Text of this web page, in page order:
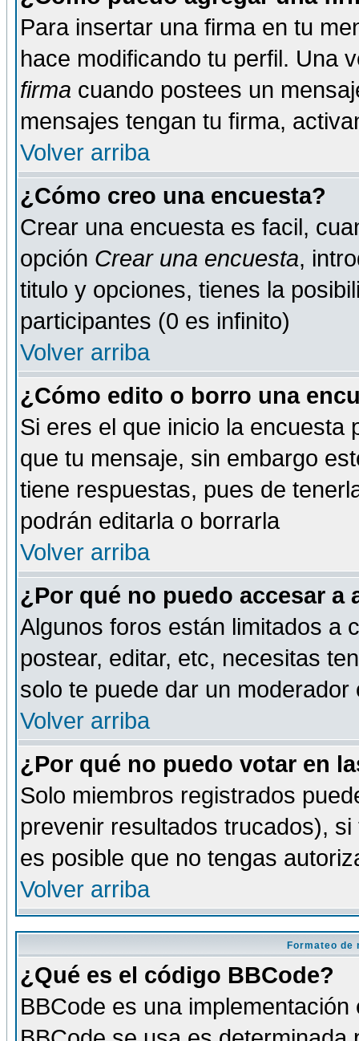
Para insertar una firma en tu
hace modificando tu perfil. Una
firma cuando postees un
mensajes tengan tu firma,
Volver arriba
¿Cómo creo una encuesta?
Crear una encuesta es facil,
opción Crear una encuesta,
titulo y opciones, tienes la
participantes (0 es infinito)
Volver arriba
¿Cómo edito o borro una
Si eres el que inicio la encuesta
que tu mensaje, sin embargo
tiene respuestas, pues de
podrán editarla o borrarla
Volver arriba
¿Por qué no puedo accesar a
Algunos foros están limitados a
postear, editar, etc, necesitas
solo te puede dar un
Volver arriba
¿Por qué no puedo votar en
Solo miembros registrados
prevenir resultados trucados),
es posible que no tengas
Volver arriba
Formateo de
¿Qué es el código BBCode?
BBCode es una